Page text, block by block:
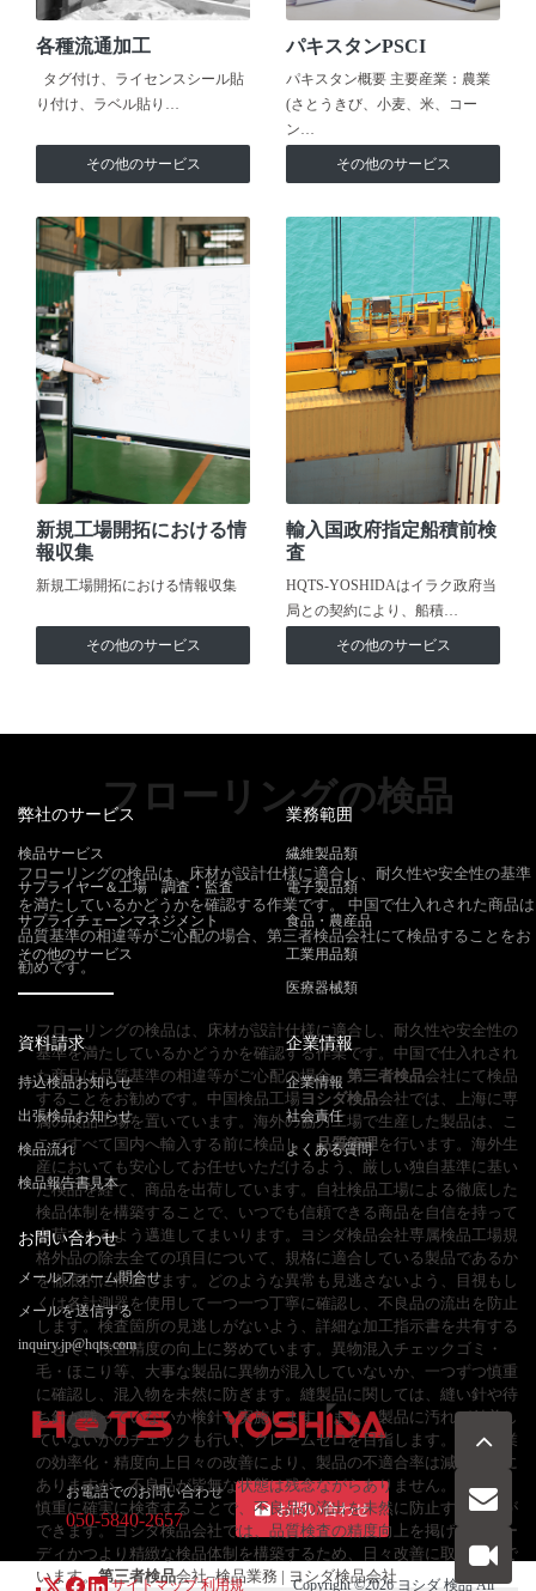
各種流通加工
タグ付け、ライセンスシール貼
り付け、ラベル貼り…
その他のサービス
パキスタンPSCI
パキスタン概要 主要産業：農業
(さとうきび、小麦、米、コー
ン…
その他のサービス
新規工場開拓における情
報収集
新規工場開拓における情報収集
その他のサービス
輸入国政府指定船積前検
査
HQTS-YOSHIDAはイラク政府当
局との契約により、船積…
その他のサービス
フローリングの検品
フローリングの検品は、床材が設計仕様に適合し、耐久性や安全性の基準
を満たしているかどうかを確認する作業です。 中国で仕入れされた商品は
品質基準の相違等がご心配の場合、第三者検品会社にて検品することをお
勧めです。
フローリングの検品は、床材が設計仕様に適合し、耐久性や安全性の
基準を満たしているかどうかを確認する作業です。中国で仕入れされ
た商品は品質基準の相違等がご心配の場合、 第三者検品会社にて検品
することをお勧めです。中国検品工場 ヨシダ検品会社では、上海に専
属の検品工場を置いています。海外の協力工場で生産した製品は、こ
こですべて国内へ輸入する前に検品し、 品質管理 を行います。海外生
産においても安心してお任せいただけるよう、厳しい独自基準に基い
た検品を経て、商品を出荷しています。自社検品工場による徹底した
検品体制を構築することで、いつでも信頼できる商品を自信を持って
出荷できるよう邁進してまいります。ヨシダ検品会社専属検品工場規
格外品の除去全ての項目について、規格に適合している製品であるか
を徹底的に検査します。どのような異常も見逃さないよう、目視もし
くは各計測器を使用して一つ一つ丁寧に確認し、不良品の流出を防止
します。検査箇所の見逃しがないよう、詳細な加工指示書を共有する
ことで、検査精度の向上に努めています。異物混入チェックゴミ・
毛・ほこり等、大事な製品に異物が混入していないか、一つずつ慎重
に確認し、混入物を未然に防ぎます。縫製品に関しては、縫い針や待
ち針が残っていないか検針も実施します。また、製品に汚れが付着し
ていないかのチェックも行い、クレームゼロを目指します。検品作業
の効率化・精度向上日々の改善により、製品の不適合率は減少傾向に
ありますが、不良品が皆無な状態は残念ながらありません。しかし、
慎重に確実に検査することで、不良品の流出を未然に防止することが
できます。ヨシダ検品会社では、品質検査の精度向上を掲げ、スピー
ディかつより精緻な検品体制を構築するため、日々改善に取り組んで
います。第三者検品会社–検品業務 | ヨシダ検品会社
弊社のサービス
検品サービス
サプライヤー＆工場 調査・監査
サプライチェーンマネジメント
その他のサービス
業務範囲
繊維製品類
電子製品類
食品・農産品
工業用品類
医療器械類
資料請求
持込検品お知らせ
出張検品お知らせ
検品流れ
検品報告書見本
企業情報
企業情報
社会責任
よくある質問
お問い合わせ
メールフォーム問合せ
メールを送信する
inquiry.jp@hqts.com
お電話でのお問い合わせ
050-5840-2657
お問い合わせ
サイトマップ 利用規 Copyright ©2026ヨシダ 検品All